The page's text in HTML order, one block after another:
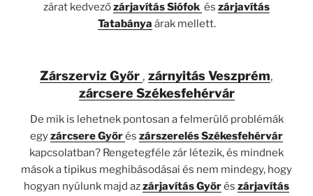
zárat kedvezőzárjavítás Siófok és zárjavítás
Tatabánya árak mellett.
Zárszerviz Győr , zárnyitás Veszprém,
zárcsere Székesfehérvár
De mik is lehetnek pontosan a felmerülő problémák
egyzárcsere Győrés zárszerelés Székesfehérvár
kapcsolatban? Rengetegféle zár létezik, és mindnek
mások a tipikus meghibásodásai és nem mindegy, hogy
hogyan nyúlunk majd azzárjavítás Győrés zárjavítás